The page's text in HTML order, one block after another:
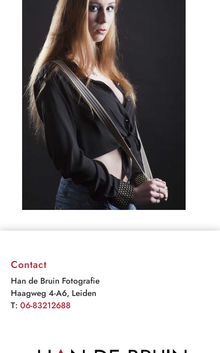
Contact
Han de Bruin Fotografie
Haagweg 4-A6, Leiden
T:06-83212688